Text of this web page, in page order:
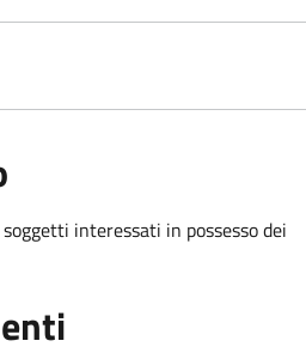
interessati in possesso dei